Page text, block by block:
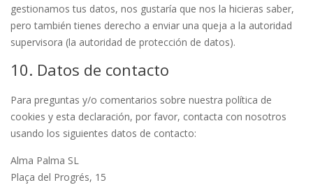
gestionamos tus datos, nos gustaría que nos la hicieras saber,
pero también tienes derecho a enviar una queja a la autoridad
supervisora (la autoridad de protección de datos).
10. Datos de contacto
Para preguntas y/o comentarios sobre nuestra política de
cookies y esta declaración, por favor, contacta con nosotros
usando los siguientes datos de contacto:
Alma Palma SL
Plaça del Progrés, 15